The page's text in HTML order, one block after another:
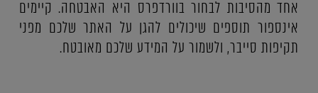
אחד מהסיבות לבחור בוורדפרס היא האבטחה. קיימים
אינספור תוספים שיכולים להגן על האתר שלכם מפני
תקיפות סייבר, ולשמור על המידע שלכם מאובטח.